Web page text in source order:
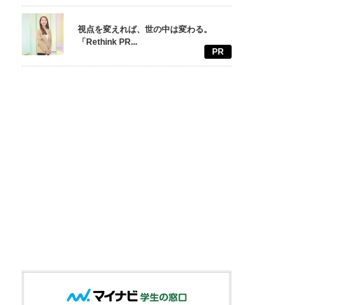
視点を変えれば、世の中は変わる。
「Rethink PR...
PR